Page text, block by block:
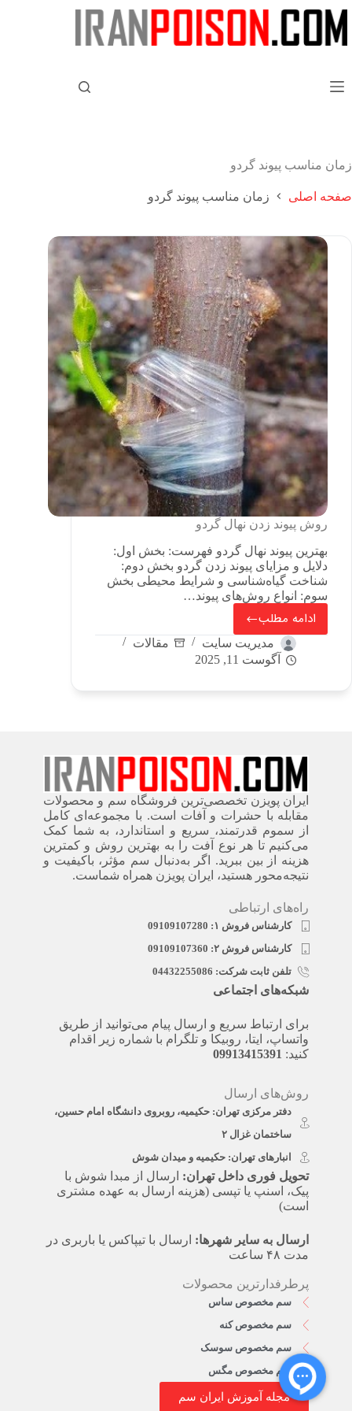
زمان مناسب پیوند گردو
صفحه اصلی زمان مناسب پیوند گردو
روش پیوند زدن نهال گردو
بهترین پیوند نهال گردو فهرست: بخش اول:
دلایل و مزایای پیوند زدن گردو بخش دوم:
شناخت گیاه‌شناسی و شرایط محیطی بخش
سوم: انواع روش‌های پیوند…
ادامه مطلب
مدیریت سایت
مقالات
آگوست 11, 2025
ایران پویزن تخصصی‌ترین فروشگاه سم و محصولات
مقابله با حشرات و آفات است. با مجموعه‌ای کامل
از سموم قدرتمند، سریع‌ و استاندارد، به شما کمک
می‌کنیم تا هر نوع آفت را به بهترین روش و کمترین
هزینه از بین ببرید. اگر به‌دنبال سم مؤثر، باکیفیت و
نتیجه‌محور هستید، ایران پویزن همراه شماست.
راه‌های ارتباطی
کارشناس فروش ۱: 09109107280
کارشناس فروش ۲: 09109107360
تلفن ثابت شرکت: 04432255086
شبکه‌های اجتماعی
برای ارتباط سریع و ارسال پیام می‌توانید از طریق
واتساپ، ایتا، روبیکا و تلگرام با شماره زیر اقدام
کنید: 09913415391
روش‌های ارسال
دفتر مرکزی تهران: حکیمیه، روبروی دانشگاه امام حسین،
ساختمان غزال ۲
انبارهای تهران: حکیمیه و میدان شوش
تحویل فوری داخل تهران: ارسال از مبدا شوش با
پیک، اسنپ یا تپسی (هزینه ارسال به عهده مشتری
است)
ارسال به سایر شهرها: ارسال با تیپاکس یا باربری در
مدت ۴۸ ساعت
پرطرفدارترین محصولات
سم مخصوص ساس
سم مخصوص کنه
سم مخصوص سوسک
سم مخصوص مگس
مجله آموزش ایران سم